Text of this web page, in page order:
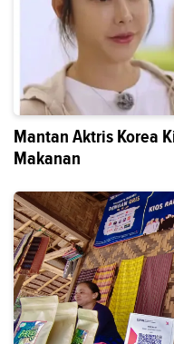
Mantan Aktris Korea
Makanan